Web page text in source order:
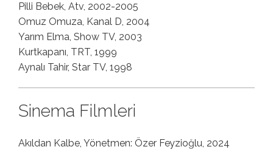
Pilli Bebek, Atv, 2002-2005
Omuz Omuza, Kanal D, 2004
Yarım Elma, Show TV, 2003
Kurtkapanı, TRT, 1999
Aynalı Tahir, Star TV, 1998
Sinema Filmleri
Akıldan Kalbe, Yönetmen: Özer Feyzioğlu, 2024